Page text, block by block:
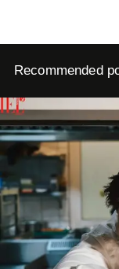
Recommended